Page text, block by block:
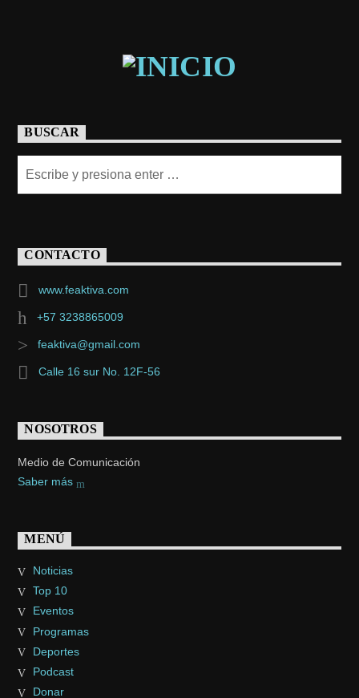
BUSCAR
CONTACTO
www.feaktiva.com
+57 3238865009
feaktiva@gmail.com
Calle 16 sur No. 12F-56
NOSOTROS
Medio de Comunicación
Saber más
MENÚ
Noticias
Top 10
Eventos
Programas
Deportes
Podcast
Donar